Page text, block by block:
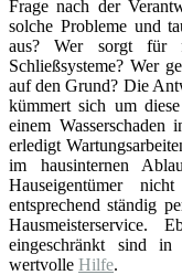
Frage nach der
solche Probleme und
aus? Wer sorgt für
Schließsysteme? Wer
auf den Grund? Die
kümmert sich um
einem Wasserschaden
erledigt
im hausinternen
Hauseigentümer
entsprechend ständig
Hausmeisterservice.
eingeschränkt sind
wertvolle Hilfe.